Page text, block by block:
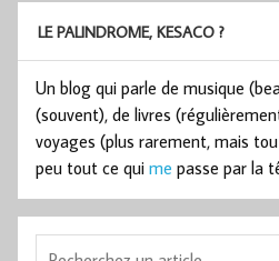
LE PALINDROME, KESACO ?
Un blog qui parle de musique
(souvent), de livres
voyages (plus rarement, mais
peu tout ce qui me passe par la